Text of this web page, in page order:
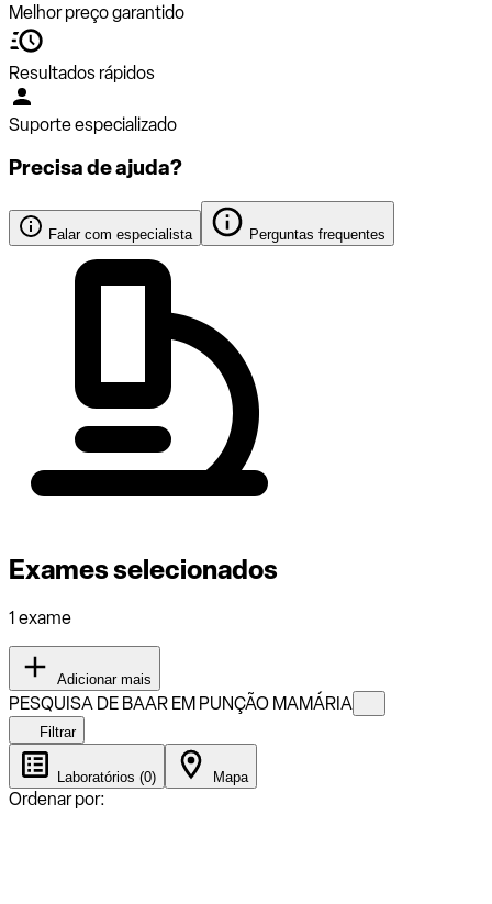
Melhor preço garantido
Resultados rápidos
Suporte especializado
Precisa de ajuda?
Falar com especialista Perguntas frequentes
Exames selecionados
1 exame
Adicionar mais
PESQUISA DE BAAR EM PUNÇÃO MAMÁRIA
Filtrar
Laboratórios (0) Mapa
Ordenar por: